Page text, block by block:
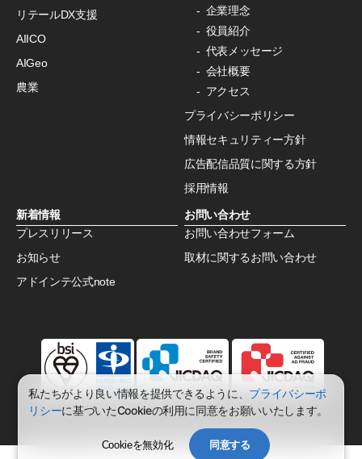
リテールDX支援
AIICO
AIGeo
農業
企業理念
役員紹介
代表メッセージ
会社概要
アクセス
プライバシーポリシー
情報セキュリティー方針
広告配信品質に関する方針
採用情報
新着情報
プレスリリース
お知らせ
アドインテ公式note
お問い合わせ
お問い合わせフォーム
取材に関するお問い合わせ
© AdInte co.,ltd. All rights reserved.
私たちがより良い情報を提供できるように、 プライバシーポ
リシーに基づいたCookieの利用に同意をお願いいたします。
Cookieを無効化 同意する